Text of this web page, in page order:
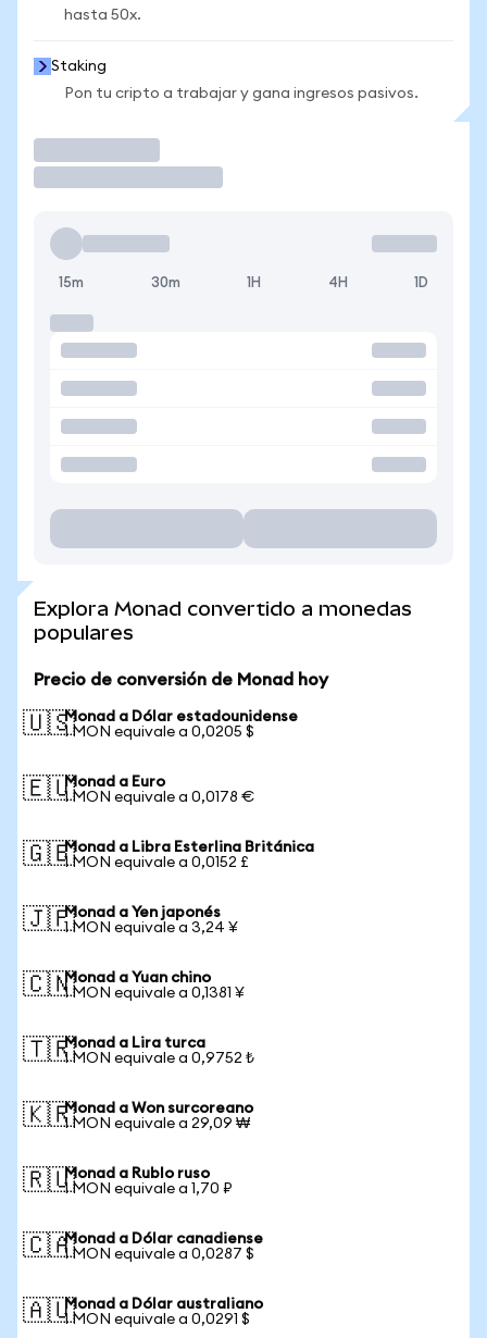
hasta 50x.
Staking
Pon tu cripto a trabajar y gana ingresos pasivos.
15m 30m 1H 4H 1D
Explora Monad convertido a monedas
populares
Precio de conversión de Monad hoy
🇺🇸Monad a Dólar estadounidense
1 MON equivale a 0,0205 $
🇪🇺Monad a Euro
1 MON equivale a 0,0178 €
🇬🇧Monad a Libra Esterlina Británica
1 MON equivale a 0,0152 £
🇯🇵Monad a Yen japonés
1 MON equivale a 3,24 ¥
🇨🇳Monad a Yuan chino
1 MON equivale a 0,1381 ¥
🇹🇷Monad a Lira turca
1 MON equivale a 0,9752 ₺
🇰🇷Monad a Won surcoreano
1 MON equivale a 29,09 ₩
🇷🇺Monad a Rublo ruso
1 MON equivale a 1,70 ₽
🇨🇦Monad a Dólar canadiense
1 MON equivale a 0,0287 $
🇦🇺Monad a Dólar australiano
1 MON equivale a 0,0291 $